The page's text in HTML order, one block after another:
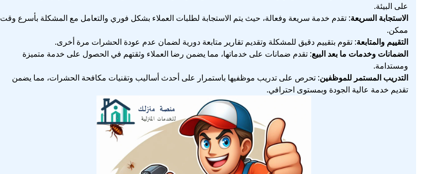
على البيئة.
الاستجابة السريعة: تقدم خدمة سريعة وفعالة، حيث يتم الاستجابة لطلبات العملاء بشكل فوري والتعامل مع المشكلة بأسرع وقت
ممكن.
التقييم والمتابعة: تقوم بتقييم دقيق للمشكلة وتقديم تقارير متابعة دورية لضمان عدم عودة الحشرات مرة أخرى.
الضمانات وخدمات ما بعد البيع: تقدم ضمانات على خدماتها، مما يضمن رضا العملاء وثقتهم في الحصول على خدمة متميزة
ومستدامة.
التدريب المستمر للموظفين: تحرص على تدريب موظفيها باستمرار على أحدث أساليب وتقنيات مكافحة الحشرات، مما يضمن
تقديم خدمة عالية الجودة وبمستوى احترافي.